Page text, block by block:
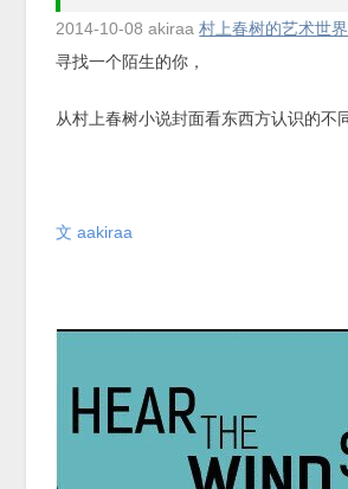
2014-10-08 akiraa 村上春树的艺术世界
寻找一个陌生的你，
从村上春树小说封面看东西方认识的不
文 aakiraa